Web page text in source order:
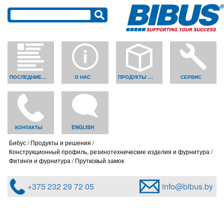
ПОСЛЕДНИЕ НОВОСТИ О НАС ПРОДУКТЫ И РЕШЕНИЯ СЕРВИС
КОНТАКТЫ ENGLISH
Бибус Продукты и решения
Конструкционный профиль, резинотехнические изделия и фурнитура
Фитинги и фурнитура
Прутковый замок
+375 232 29 72 05 info@bibus.by